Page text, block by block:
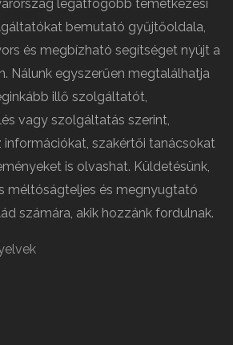
legátfogóbb temetkezési
bemutató gyűjtőoldala,
és megbízható segítséget nyújt a
Nálunk egyszerűen megtalálhatja
illő szolgáltatót,
vagy szolgáltatás szerint,
információkat, szakértői tanácsokat
is olvashat. Küldetésünk,
méltóságteljes és megnyugtató
számára, akik hozzánk fordulnak.